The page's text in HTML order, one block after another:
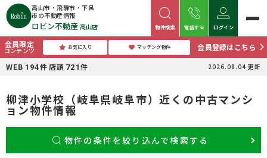
高山市・飛騨市・下呂
市の不動産情報
ロビン不動産 高山店 物件検索 電話する ログイン
会員限定
コンテンツ お気に入り マッチング物件
会員登録はこちら
WEB 194件 店頭 721件 2026.08.04 更新
柳津小学校（岐阜県岐阜市）近くの中古マンシ
ョン物件情報
物件の条件を絞り込んで検索する